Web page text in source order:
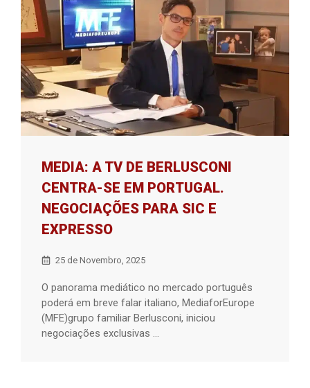
MEDIA: A TV DE BERLUSCONI
CENTRA-SE EM PORTUGAL.
NEGOCIAÇÕES PARA SIC E
EXPRESSO
25 de Novembro, 2025
O panorama mediático no mercado português
poderá em breve falar italiano, MediaforEurope
(MFE)grupo familiar Berlusconi, iniciou
negociações exclusivas ...